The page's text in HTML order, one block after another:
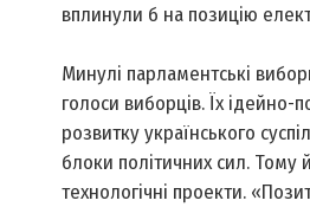
вплинули б на позицію
Минулі парламентські
голоси виборців. Їх ідейно-
розвитку українського
блоки політичних сил. Тому
технологічні проекти.